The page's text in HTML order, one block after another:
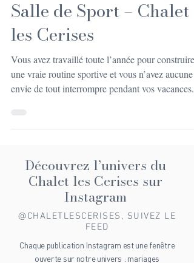
Location Chalet avec
Salle de Sport – Chalet
les Cerises
Vous avez travaillé toute l’année pour construire
Pourtant, entre les transports, le changement de
difficile de maintenir de bonnes habitudes. C’est
qu’une location chalet avec salle de sport change
tout. En réunissant hébergement chaleureux,
paysage de montagne et espace fitness privé, vous
pouvez continuer à vous entraîner
Découvrez l’univers du
Chalet les Cerises sur
Instagram
@CHALETLESCERISES, SUIVEZ LE
FEED